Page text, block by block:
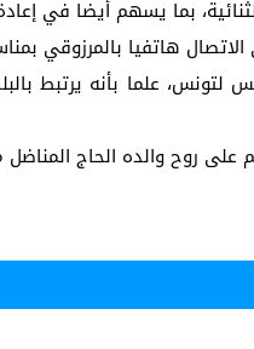
بما يسهم أيضا في
هاتفيا بالمرزوقي
روح والده الحاج